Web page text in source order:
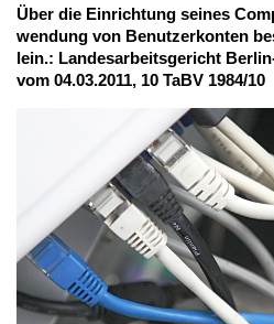
Über die Ein­rich­tung sei­nes
wen­dung von Be­nut­zer­kon­ten
lein.: Lan­des­ar­beits­ge­richt
vom 04.03.2011, 10 TaBV 1984/10